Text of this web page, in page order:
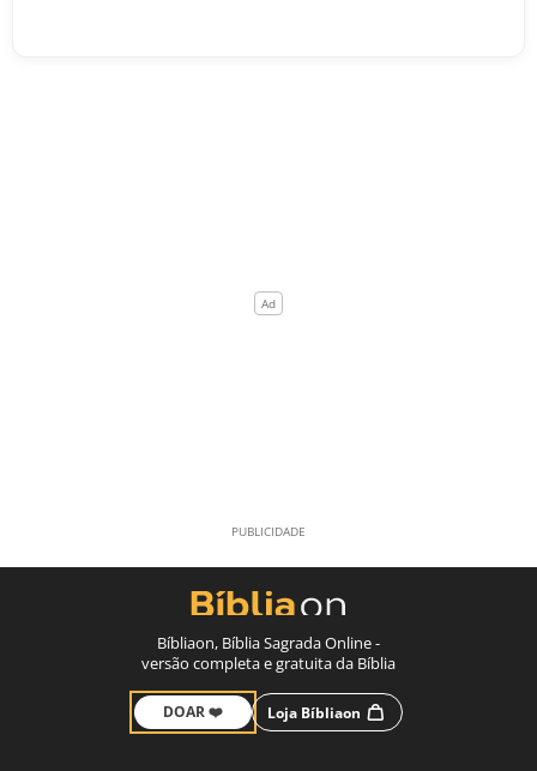
Bíbliaon, Bíblia Sagrada Online -
versão completa e gratuita da Bíblia
DOAR ❤️ Loja Bíbliaon